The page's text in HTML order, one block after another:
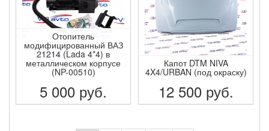
Отопитель
модифицированный ВАЗ
21214 (Lada 4*4) в
металлическом корпусе
(NP-00510)
5 000 руб.
Капот DTM NIVA
4X4/URBAN (под окраску)
12 500 руб.